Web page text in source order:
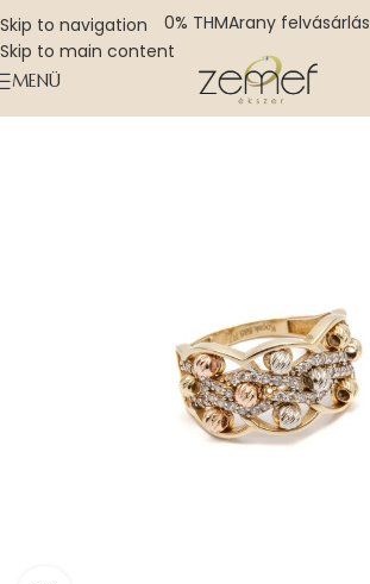
Skip to navigation
Skip to main content
0% THMArany felvásárlás
MENÜ